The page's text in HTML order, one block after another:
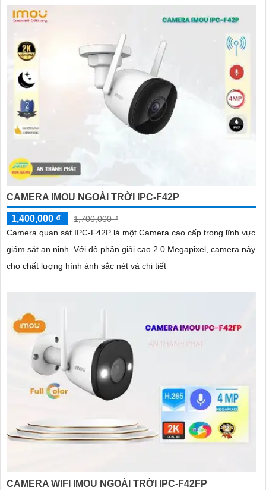
CAMERA IMOU NGOÀI TRỜI IPC-F42P
1,400,000 ₫
1,700,000 ₫
Camera quan sát IPC-F42P là một Camera cao cấp trong lĩnh vực
giám sát an ninh. Với độ phân giải cao 2.0 Megapixel, camera này
cho chất lượng hình ảnh sắc nét và chi tiết
CAMERA WIFI IMOU NGOÀI TRỜI IPC-F42FP